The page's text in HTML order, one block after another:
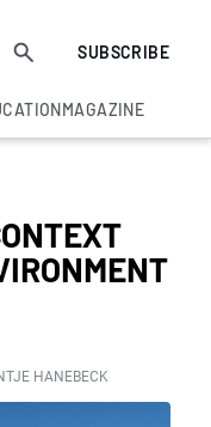
SUBSCRIBE
MAGAZINE
HANEBECK